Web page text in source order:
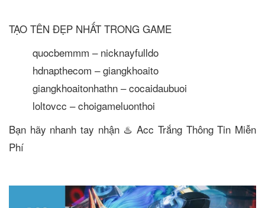
TẠO TÊN ĐẸP NHẤT TRONG GAME
quocbemmm – nicknayfulldo
hdnapthecom – giangkhoaito
giangkhoaitonhathn – cocaidaubuoi
loltovcc – choigameluonthoi
Bạn hãy nhanh tay nhận ♨️ Acc Trắng Thông Tin Miễn
Phí